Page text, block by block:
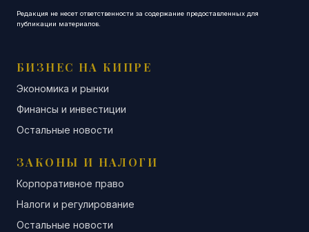
Редакция не несет ответственности за содержание предоставленных для
публикации материалов.
БИЗНЕС НА КИПРЕ
Экономика и рынки
Финансы и инвестиции
Остальные новости
ЗАКОНЫ И НАЛОГИ
Корпоративное право
Налоги и регулирование
Остальные новости